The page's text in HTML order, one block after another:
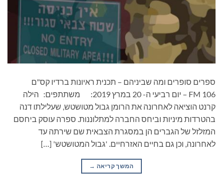
ספרים סופרים ומה שביניהם – תכנית ראיונות ברדיו קס"ם
106 FM – יום רביעי ה- 20 במרץ 2019: משתתפים: הילה
קרנט הוציאה לאחרונה את הרומן גבול מטושטש, שעלילתו דנה
בהטרדות מיניות וביחס החברה למתלוננות. ספרה עוסק ביחסם
המזלזל של הגברים הן במסגרת הצבאית שם שירתה עד
לאחרונה, וכן גם בחיים האזרחיים. 'גבול המטושטש' […]
המשך קריאה →